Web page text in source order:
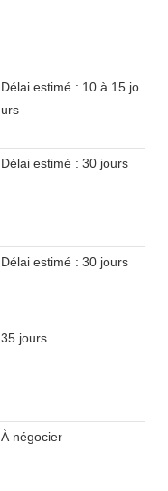
Délai estimé : 10 à 15 jo
urs
Délai estimé : 30 jours
Délai estimé : 30 jours
35 jours
À négocier